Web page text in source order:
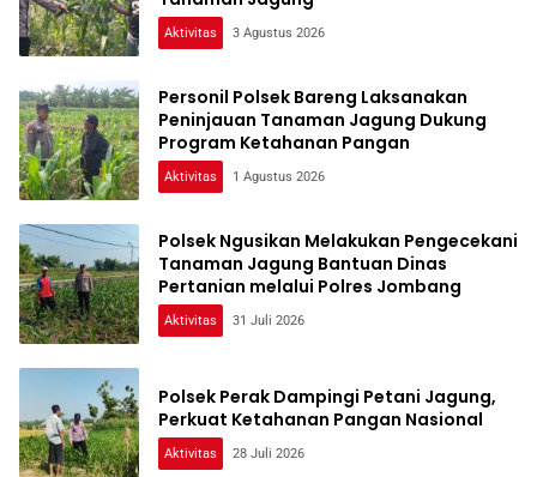
Aktivitas 3 Agustus 2026
Personil Polsek Bareng Laksanakan
Peninjauan Tanaman Jagung Dukung
Program Ketahanan Pangan
Aktivitas 1 Agustus 2026
Polsek Ngusikan Melakukan Pengecekani
Tanaman Jagung Bantuan Dinas
Pertanian melalui Polres Jombang
Aktivitas 31 Juli 2026
Polsek Perak Dampingi Petani Jagung,
Perkuat Ketahanan Pangan Nasional
Aktivitas 28 Juli 2026